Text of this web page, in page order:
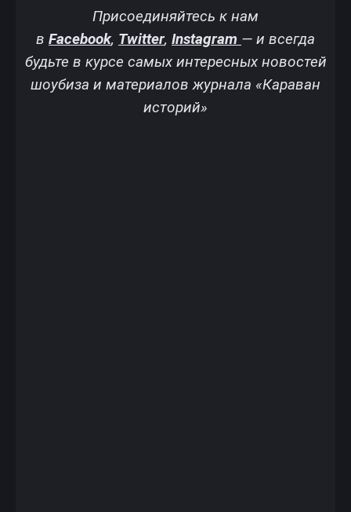
Присоединяйтесь к нам
в Facebook, Twitter, Instagram — и всегда
будьте в курсе самых интересных новостей
шоубиза и материалов журнала «Караван
историй»